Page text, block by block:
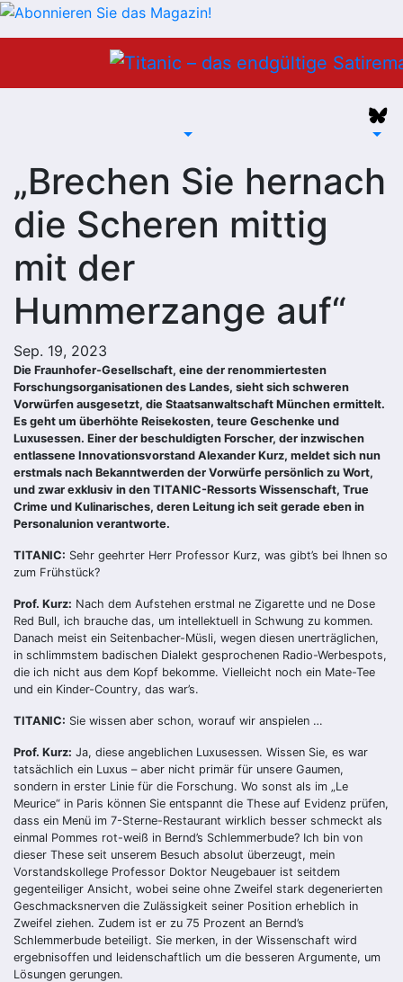
„Brechen Sie hernach
die Scheren mittig
mit der
Hummerzange auf“
Sep. 19, 2023
Die Fraunhofer-Gesellschaft, eine der renommiertesten
Forschungsorganisationen des Landes, sieht sich schweren
Vorwürfen ausgesetzt, die Staatsanwaltschaft München ermittelt.
Es geht um überhöhte Reisekosten, teure Geschenke und
Luxusessen. Einer der beschuldigten Forscher, der inzwischen
entlassene Innovationsvorstand Alexander Kurz, meldet sich nun
erstmals nach Bekanntwerden der Vorwürfe persönlich zu Wort,
und zwar exklusiv in den TITANIC-Ressorts Wissenschaft, True
Crime und Kulinarisches, deren Leitung ich seit gerade eben in
Personalunion verantworte.
TITANIC: Sehr geehrter Herr Professor Kurz, was gibt’s bei Ihnen so
zum Frühstück?
Prof. Kurz: Nach dem Aufstehen erstmal ne Zigarette und ne Dose
Red Bull, ich brauche das, um intellektuell in Schwung zu kommen.
Danach meist ein Seitenbacher-Müsli, wegen diesen unerträglichen,
in schlimmstem badischen Dialekt gesprochenen Radio-Werbespots,
die ich nicht aus dem Kopf bekomme. Vielleicht noch ein Mate-Tee
und ein Kinder-Country, das war’s.
TITANIC: Sie wissen aber schon, worauf wir anspielen …
Prof. Kurz: Ja, diese angeblichen Luxusessen. Wissen Sie, es war
tatsächlich ein Luxus – aber nicht primär für unsere Gaumen,
sondern in erster Linie für die Forschung. Wo sonst als im „Le
Meurice“ in Paris können Sie entspannt die These auf Evidenz prüfen,
dass ein Menü im 7-Sterne-Restaurant wirklich besser schmeckt als
einmal Pommes rot-weiß in Bernd’s Schlemmerbude? Ich bin von
dieser These seit unserem Besuch absolut überzeugt, mein
Vorstandskollege Professor Doktor Neugebauer ist seitdem
gegenteiliger Ansicht, wobei seine ohne Zweifel stark degenerierten
Geschmacksnerven die Zulässigkeit seiner Position erheblich in
Zweifel ziehen. Zudem ist er zu 75 Prozent an Bernd’s
Schlemmerbude beteiligt. Sie merken, in der Wissenschaft wird
ergebnisoffen und leidenschaftlich um die besseren Argumente, um
Lösungen gerungen.